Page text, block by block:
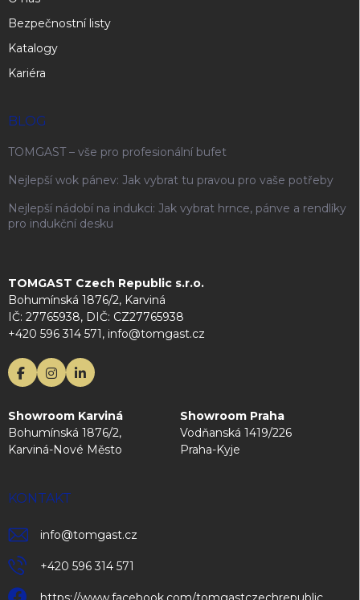
Bezpečnostní listy
Katalogy
Kariéra
BLOG
TOMGAST – vše pro profesionální bufet
Nejlepší wok pánev: Jak vybrat tu pravou pro vaše potřeby
Nejlepší nádobí na indukci: Jak vybrat hrnce, pánve a rendlíky
pro indukční desku
TOMGAST Czech Republic s.r.o.
Bohumínská 1876/2, Karviná
IČ: 27765938, DIČ: CZ27765938
+420 596 314 571, info@tomgast.cz
Showroom Karviná
Bohumínská 1876/2,
Karviná-Nové Město
Showroom Praha
Vodňanská 1419/226
Praha-Kyje
KONTAKT
info@tomgast.cz
+420 596 314 571